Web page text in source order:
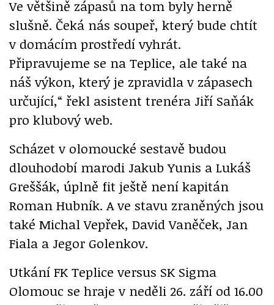
Ve většině zápasů na tom byly herně
slušně. Čeká nás soupeř, který bude chtít
v domácím prostředí vyhrát.
Připravujeme se na Teplice, ale také na
náš výkon, který je zpravidla v zápasech
určující,“ řekl asistent trenéra Jiří Saňák
pro klubový web.
Scházet v olomoucké sestavě budou
dlouhodobí marodi Jakub Yunis a Lukáš
Greššák, úplně fit ještě není kapitán
Roman Hubník. A ve stavu zraněných jsou
také Michal Vepřek, David Vaněček, Jan
Fiala a Jegor Golenkov.
Utkání FK Teplice versus SK Sigma
Olomouc se hraje v neděli 26. září od 16.00